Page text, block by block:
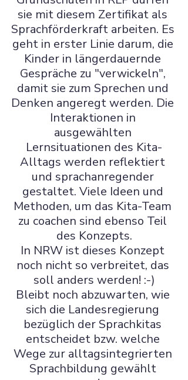
sie mit diesem Zertifikat als
Sprachförderkraft arbeiten. Es
geht in erster Linie darum, die
Kinder in längerdauernde
Gespräche zu "verwickeln",
damit sie zum Sprechen und
Denken angeregt werden. Die
Interaktionen in
ausgewählten
Lernsituationen des Kita-
Alltags werden reflektiert
und sprachanregender
gestaltet. Viele Ideen und
Methoden, um das Kita-Team
zu coachen sind ebenso Teil
des Konzepts.
In NRW ist dieses Konzept
noch nicht so verbreitet, das
soll anders werden! :-)
Bleibt noch abzuwarten, wie
sich die Landesregierung
bezüglich der Sprachkitas
entscheidet bzw. welche
Wege zur alltagsintegrierten
Sprachbildung gewählt